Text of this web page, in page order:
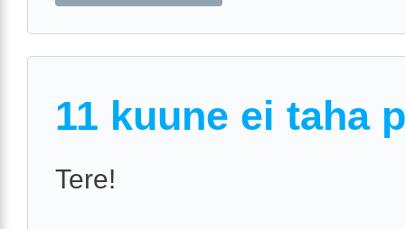
11 kuune ei taha
Tere!